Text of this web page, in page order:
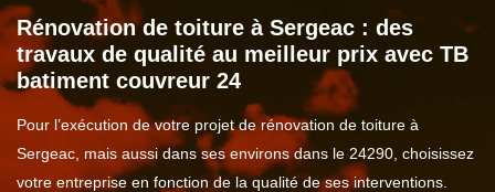
Rénovation de toiture à Sergeac : des
travaux de qualité au meilleur prix avec TB
batiment couvreur 24
Pour l’exécution de votre projet de rénovation de toiture à
Sergeac, mais aussi dans ses environs dans le 24290, choisissez
votre entreprise en fonction de la qualité de ses interventions.